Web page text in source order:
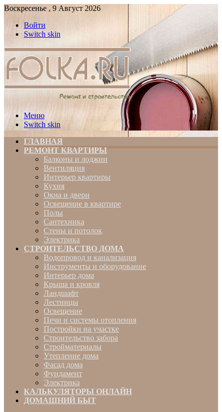
Воскресенье , 9 Август 2026
Войти
Switch skin
Меню
Switch skin
ГЛАВНАЯ
РЕМОНТ КВАРТИРЫ
Балконы и лоджии
Вентиляция
Интерьер квартиры
Кухня
Окна и двери
Освещение в квартире
Полы
Сантехника
Стены и потолок
Электрика
СТРОИТЕЛЬСТВО ДОМА
Водопровод и канализация
Инструменты и оборудование
Интерьер дома
Крыша и кровля
Ландшафт
Лестницы
Освещение
Печи и системы отопления
Постройки на участке
Строительство забора
Стройматериалы
Утепление дома
Фасад дома
Фундамент
Электрика
КАЛЬКУЛЯТОРЫ ОНЛАЙН
ДОМАШНИЙ БЫТ